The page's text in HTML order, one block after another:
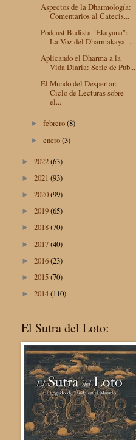
Aspectos de la Dharmología:
Comentarios al Catecis...
Podcast Budista "Ekayana":
La Voz del Dharmakaya -...
Aplicando el Dharma a la
Vida Diaria: Serie de Pub...
El Mundo del Despertar:
Ciclo de Lecturas sobre
el...
►febrero(8)
►enero(3)
► 2022(63)
► 2021 (93)
► 2020(99)
► 2019(65)
► 2018(70)
► 2017(40)
► 2016(23)
► 2015(70)
► 2014(110)
El Sutra del Loto: